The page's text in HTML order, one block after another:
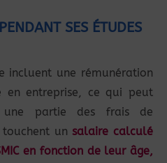
SES ÉTUDES
incluent une rémunération
entreprise, ce qui peut
une partie des frais de
touchent unsalaire calculé
en fonction de leur âge,